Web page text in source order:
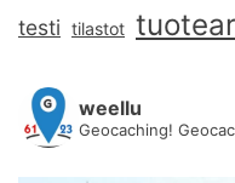
testi tilastot
weellu
Geocaching!